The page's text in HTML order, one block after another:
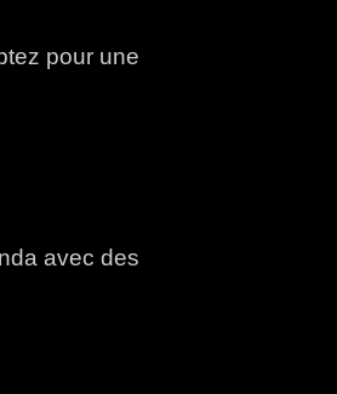
pour une
avec des